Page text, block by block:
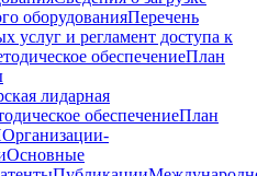
оборудованияПеречень
услуг и регламент доступа к
обеспечениеПлан
лидарная
обеспечениеПлан
Организации-
Основные